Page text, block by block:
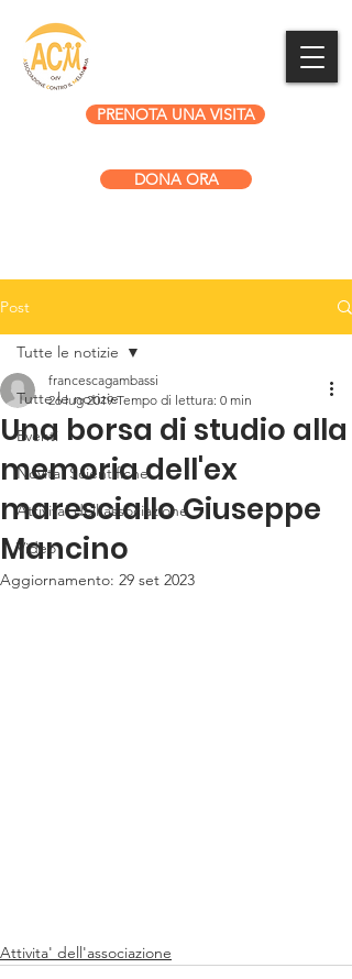
PRENOTA UNA VISITA
DONA ORA
Post
Tutte le notizie
Eventi
Novita' Scientifiche
Attivita' dell'associazione
Video
Tutte le notizie
Una borsa di studio alla
memoria dell'ex
maresciallo Giuseppe
Mancino
francescagambassi
26 lug 2019 Tempo di lettura: 0 min
Aggiornamento: 29 set 2023
Attivita' dell'associazione